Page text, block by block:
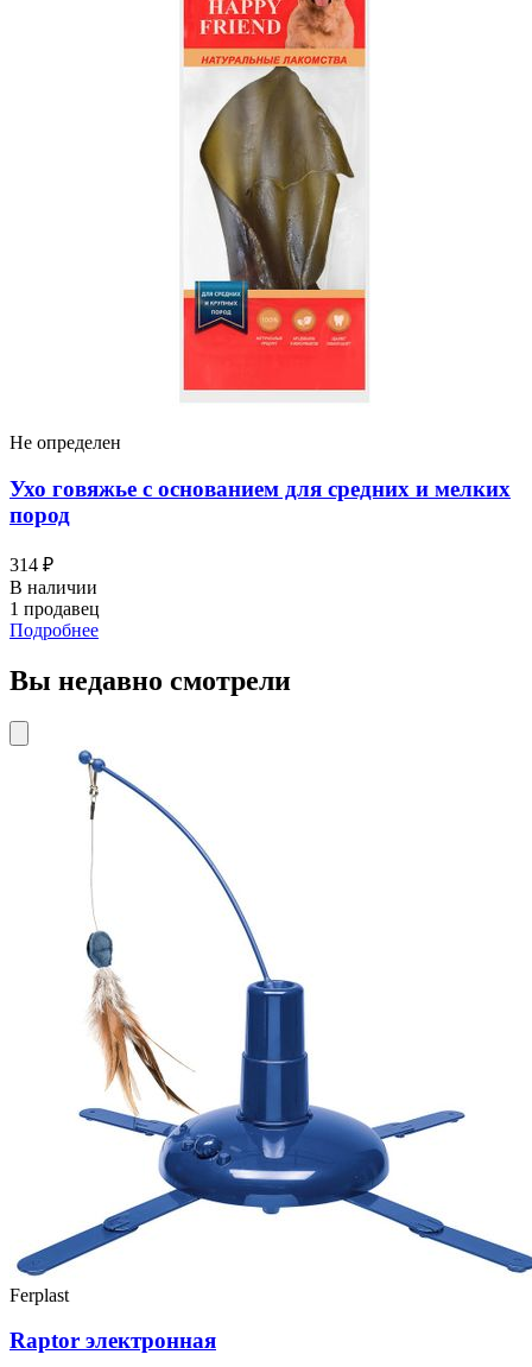
Не определен
Ухо говяжье с основанием для средних и мелких
пород
314 ₽
В наличии
1 продавец
Подробнее
Вы недавно смотрели
Ferplast
Raptor электронная